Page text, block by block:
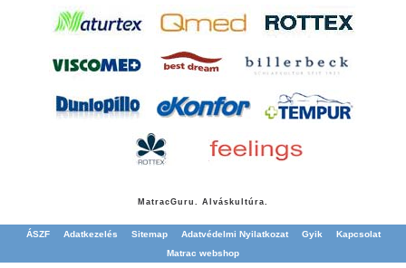
MatracGuru. Alváskultúra.
ÁSZF Adatkezelés Sitemap Adatvédelmi Nyilatkozat Gyik
Kapcsolat
Matrac webshop